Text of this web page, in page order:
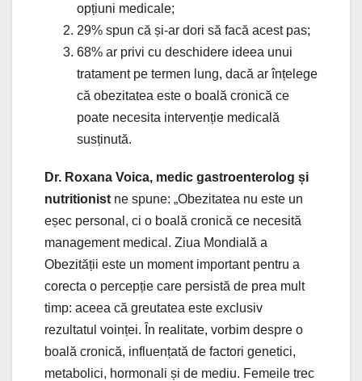
opțiuni medicale;
29% spun că și-ar dori să facă acest pas;
68% ar privi cu deschidere ideea unui
tratament pe termen lung, dacă ar înțelege
că obezitatea este o boală cronică ce
poate necesita intervenție medicală
susținută.
Dr. Roxana Voica, medic gastroenterolog și
nutritionist ne spune: „Obezitatea nu este un
eșec personal, ci o boală cronică ce necesită
management medical. Ziua Mondială a
Obezității este un moment important pentru a
corecta o percepție care persistă de prea mult
timp: aceea că greutatea este exclusiv
rezultatul voinței. În realitate, vorbim despre o
boală cronică, influențată de factori genetici,
metabolici, hormonali și de mediu. Femeile trec